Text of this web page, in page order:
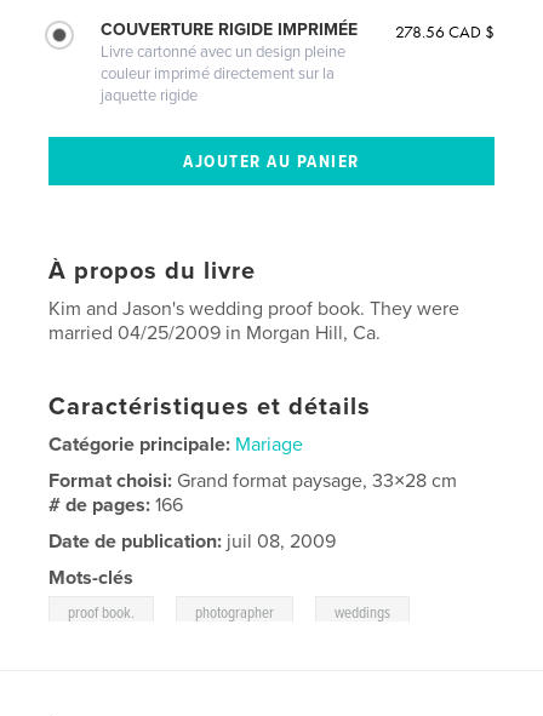
COUVERTURE RIGIDE IMPRIMÉE
Livre cartonné avec un design pleine
couleur imprimé directement sur la
jaquette rigide
278.56 CAD $
À propos du livre
Kim and Jason's wedding proof book. They were
married 04/25/2009 in Morgan Hill, Ca.
Caractéristiques et détails
Catégorie principale: Mariage
Format choisi: Grand format paysage, 33×28 cm
# de pages:166
Date de publication: juil 08, 2009
Mots-clés
proof book. photographer weddings